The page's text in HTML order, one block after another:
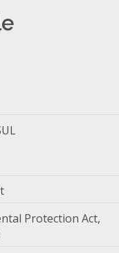
Protection Act,